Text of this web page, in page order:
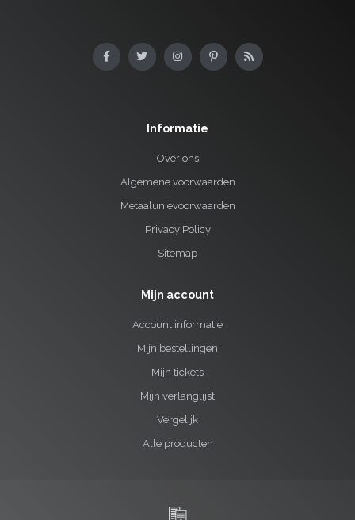
Informatie
Over ons
Algemene voorwaarden
Metaalunievoorwaarden
Privacy Policy
Sitemap
Mijn account
Account informatie
Mijn bestellingen
Mijn tickets
Mijn verlanglijst
Vergelijk
Alle producten